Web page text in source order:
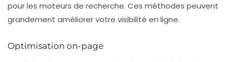
pour les moteurs de recherche. Ces méthodes peuvent
grandement améliorer votre visibilité en ligne.
Optimisation on-page